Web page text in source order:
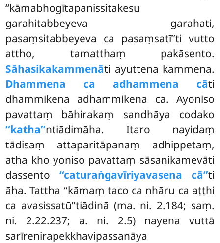
‘‘kāmabhogītapanissitakesu
garahitabbeyeva garahati,
pasaṃsitabbeyeva ca pasaṃsatī’’ti vutto
attho, tamatthaṃ pakāsento.
Sāhasikakammenāti ayuttena kammena.
Dhammena ca adhammena cāti
dhammikena adhammikena ca. Ayoniso
pavattaṃ bāhirakaṃ sandhāya codako
‘‘katha’’ntiādimāha. Itaro nayidaṃ
tādisaṃ attaparitāpanaṃ adhippetaṃ,
atha kho yoniso pavattaṃ sāsanikamevāti
dassento ‘‘caturaṅgavīriyavasena cā’’ti
āha. Tattha ‘‘kāmaṃ taco ca nhāru ca aṭṭhi
ca avasissatū’’tiādinā (ma. ni. 2.184; saṃ.
ni. 2.22.237; a. ni. 2.5) nayena vuttā
sarīrenirapekkhavipassanāya